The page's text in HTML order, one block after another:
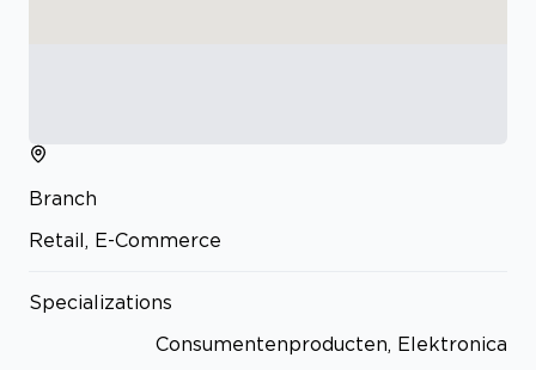
Branch
Retail, E-Commerce
Specializations
Consumentenproducten, Elektronica